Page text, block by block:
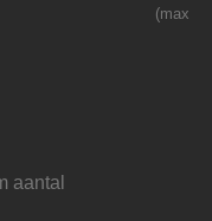
(max
aantal